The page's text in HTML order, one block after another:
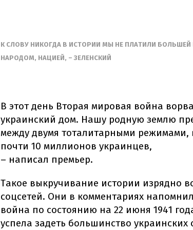
К СЛОВУ НИКОГДА В ИСТОРИИ МЫ НЕ ПЛАТИЛИ
НАРОДОМ, НАЦИЕЙ, – ЗЕЛЕНСКИЙ
В этот день Вторая мировая война
украинский дом. Нашу родную землю
между двумя тоталитарными режимами,
почти 10 миллионов украинцев,
– написал премьер.
Такое выкручивание истории изрядно
соцсетей. Они в комментариях
война по состоянию на 22 июня 1941
успела задеть большинство украинских